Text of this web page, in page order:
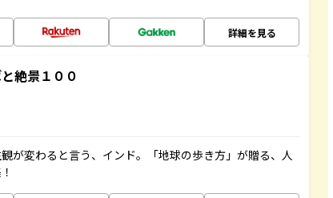
詳細を見る
絶景１００
が変わると言う、インド。「地球の歩き方」が贈る、人